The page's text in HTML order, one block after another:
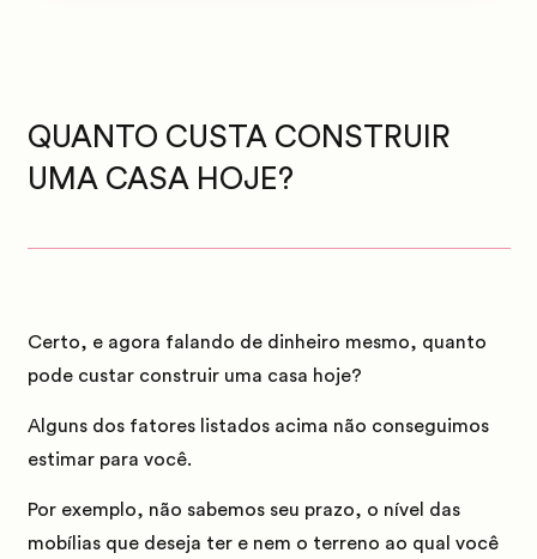
QUANTO CUSTA CONSTRUIR
UMA CASA HOJE?
Certo, e agora falando de dinheiro mesmo, quanto
pode custar construir uma casa hoje?
Alguns dos fatores listados acima não conseguimos
estimar para você.
Por exemplo, não sabemos seu prazo, o nível das
mobílias que deseja ter e nem o terreno ao qual você